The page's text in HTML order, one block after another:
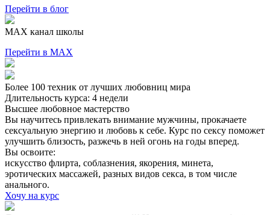
Перейти в блог
MAX канал школы
Перейти в MAX
Более 100 техник от лучших любовниц мира
Длительность курса: 4 недели
Высшее любовное мастерство
Вы научитесь привлекать внимание мужчины, прокачаете
сексуальную энергию и любовь к себе. Курс по сексу поможет
улучшить близость, разжечь в ней огонь на годы вперед.
Вы освоите:
искусство флирта, соблазнения, якорения, минета,
эротических массажей, разных видов секса, в том числе
анального.
Хочу на курс